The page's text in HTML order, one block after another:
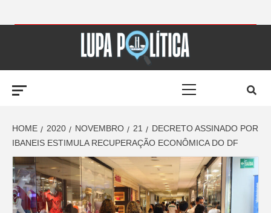
LUPA
POLÍTICA –
AMPLIANDO A
NOTÍCIA
HOME 2020 NOVEMBRO 21
DECRETO ASSINADO POR
IBANEIS ESTIMULA RECUPERAÇÃO ECONÔMICA DO DF